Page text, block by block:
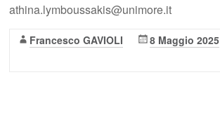
athina.lymboussakis@unimore.it
Francesco GAVIOLI 8 Maggio 2025